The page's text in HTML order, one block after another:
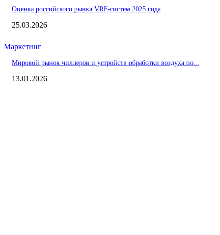
Оценка российского рынка VRF-систем 2025 года
25.03.2026
Маркетинг
Мировой рынок чиллеров и устройств обработки воздуха по...
13.01.2026